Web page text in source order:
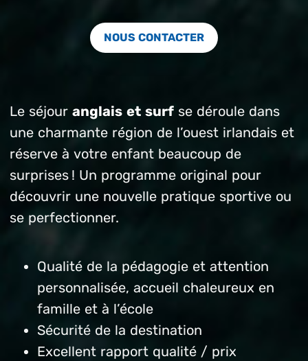
NOUS CONTACTER
Le séjour anglais et surf se déroule dans
une charmante région de l’ouest irlandais et
réserve à votre enfant beaucoup de
surprises ! Un programme original pour
découvrir une nouvelle pratique sportive ou
se perfectionner.
Qualité de la pédagogie et attention
personnalisée, accueil chaleureux en
famille et à l’école
Sécurité de la destination
Excellent rapport qualité / prix